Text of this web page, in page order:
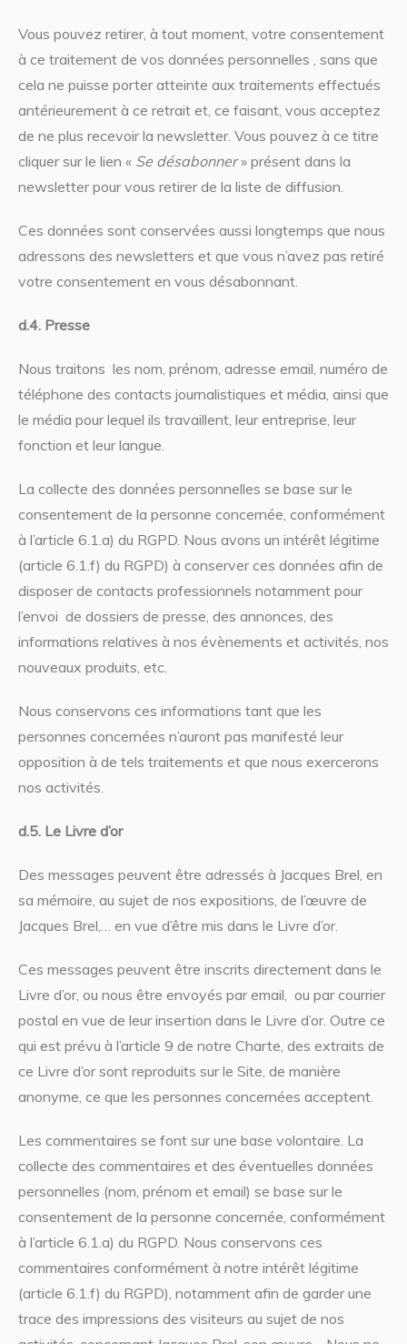
Vous pouvez retirer, à tout moment, votre consentement
à ce traitement de vos données personnelles , sans que
cela ne puisse porter atteinte aux traitements effectués
antérieurement à ce retrait et, ce faisant, vous acceptez
de ne plus recevoir la newsletter. Vous pouvez à ce titre
cliquer sur le lien « Se désabonner» présent dans la
newsletter pour vous retirer de la liste de diffusion.
Ces données sont conservées aussi longtemps que nous
adressons des newsletters et que vous n’avez pas retiré
votre consentement en vous désabonnant.
d.4. Presse
Nous traitons les nom, prénom, adresse email, numéro de
téléphone des contacts journalistiques et média, ainsi que
le média pour lequel ils travaillent, leur entreprise, leur
fonction et leur langue.
La collecte des données personnelles se base sur le
consentement de la personne concernée, conformément
à l’article 6.1.a) du RGPD. Nous avons un intérêt légitime
(article 6.1.f) du RGPD) à conserver ces données afin de
disposer de contacts professionnels notamment pour
l’envoi de dossiers de presse, des annonces, des
informations relatives à nos évènements et activités, nos
nouveaux produits, etc.
Nous conservons ces informations tant que les
personnes concernées n’auront pas manifesté leur
opposition à de tels traitements et que nous exercerons
nos activités.
d.5. Le Livre d’or
Des messages peuvent être adressés à Jacques Brel, en
sa mémoire, au sujet de nos expositions, de l’œuvre de
Jacques Brel,… en vue d’être mis dans le Livre d’or.
Ces messages peuvent être inscrits directement dans le
Livre d’or, ou nous être envoyés par email, ou par courrier
postal en vue de leur insertion dans le Livre d’or. Outre ce
qui est prévu à l’article 9 de notre Charte, des extraits de
ce Livre d’or sont reproduits sur le Site, de manière
anonyme, ce que les personnes concernées acceptent.
Les commentaires se font sur une base volontaire. La
collecte des commentaires et des éventuelles données
personnelles (nom, prénom et email) se base sur le
consentement de la personne concernée, conformément
à l’article 6.1.a) du RGPD. Nous conservons ces
commentaires conformément à notre intérêt légitime
(article 6.1.f) du RGPD), notamment afin de garder une
trace des impressions des visiteurs au sujet de nos